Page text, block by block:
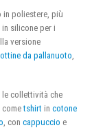
in poliestere, più
silicone per i
versione
da pallanuoto,
le collettività che
cometshirt in cotone
, con cappuccio e